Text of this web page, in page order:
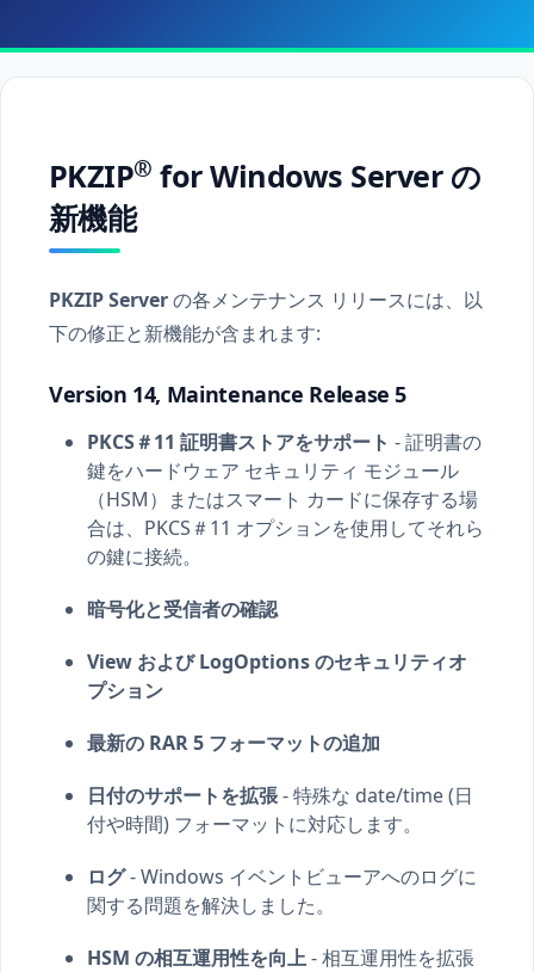
PKZIP® for Windows Server の
新機能
PKZIP Serverの各メンテナンス リリースには、以
下の修正と新機能が含まれます:
Version 14, Maintenance Release 5
PKCS＃11 証明書ストアをサポート - 証明書の
鍵をハードウェア セキュリティ モジュール
（HSM）またはスマート カードに保存する場
合は、PKCS＃11 オプションを使用してそれら
の鍵に接続。
暗号化と受信者の確認
View および LogOptions のセキュリティオ
プション
最新の RAR 5 フォーマットの追加
日付のサポートを拡張- 特殊な date/time (日
付や時間) フォーマットに対応します。
ログ- Windows イベントビューアへのログに
関する問題を解決しました。
HSM の相互運用性を向上- 相互運用性を拡張